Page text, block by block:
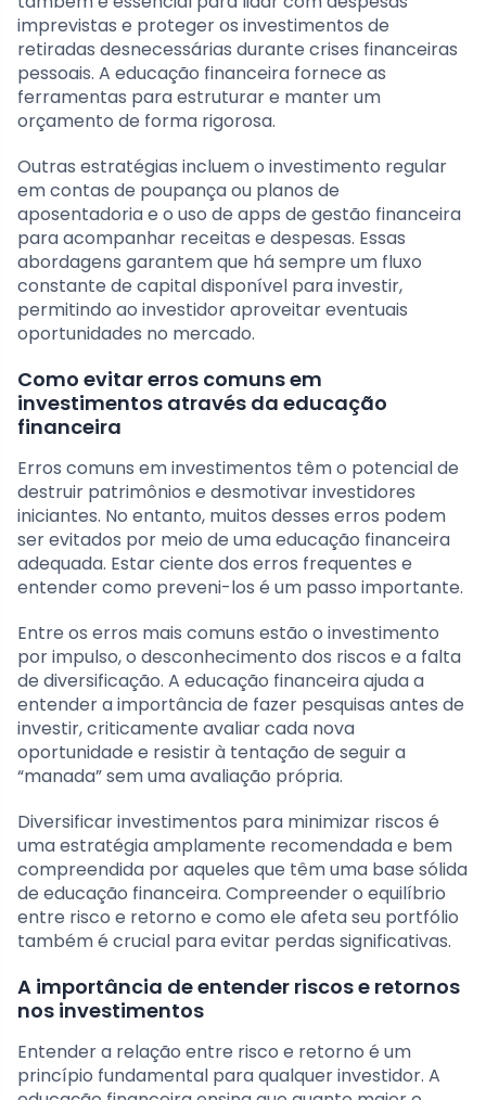
imprevistas e proteger os investimentos de
retiradas desnecessárias durante crises financeiras
pessoais. A educação financeira fornece as
ferramentas para estruturar e manter um
orçamento de forma rigorosa.
Outras estratégias incluem o investimento regular
em contas de poupança ou planos de
aposentadoria e o uso de apps de gestão financeira
para acompanhar receitas e despesas. Essas
abordagens garantem que há sempre um fluxo
constante de capital disponível para investir,
permitindo ao investidor aproveitar eventuais
oportunidades no mercado.
Como evitar erros comuns em
investimentos através da educação
financeira
Erros comuns em investimentos têm o potencial de
destruir patrimônios e desmotivar investidores
iniciantes. No entanto, muitos desses erros podem
ser evitados por meio de uma educação financeira
adequada. Estar ciente dos erros frequentes e
entender como preveni-los é um passo importante.
Entre os erros mais comuns estão o investimento
por impulso, o desconhecimento dos riscos e a falta
de diversificação. A educação financeira ajuda a
entender a importância de fazer pesquisas antes de
investir, criticamente avaliar cada nova
oportunidade e resistir à tentação de seguir a
“manada” sem uma avaliação própria.
Diversificar investimentos para minimizar riscos é
uma estratégia amplamente recomendada e bem
compreendida por aqueles que têm uma base sólida
de educação financeira. Compreender o equilíbrio
entre risco e retorno e como ele afeta seu portfólio
também é crucial para evitar perdas significativas.
A importância de entender riscos e retornos
nos investimentos
Entender a relação entre risco e retorno é um
princípio fundamental para qualquer investidor. A